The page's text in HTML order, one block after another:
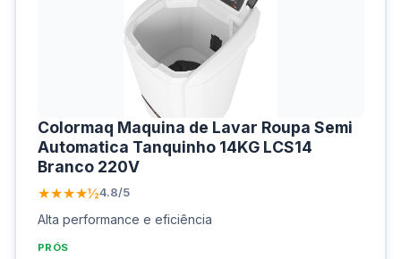
Colormaq Maquina de Lavar Roupa Semi
Automatica Tanquinho 14KG LCS14
Branco 220V
★★★★½4.8/5
Alta performance e eficiência
PRÓS